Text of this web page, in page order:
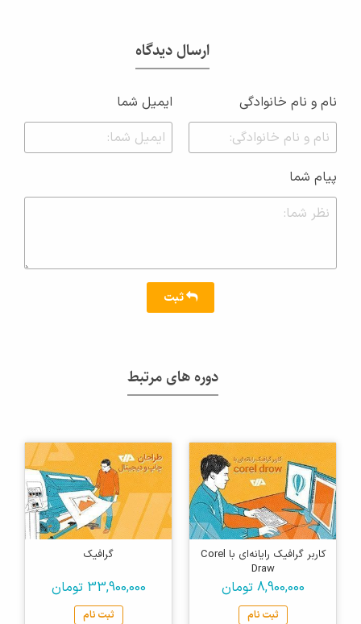
ارسال دیدگاه
نام و نام خانوادگی ایمیل شما
پیام شما
ثبت
دوره های مرتبط
کاربر گرافیک رایانه‌ای با Corel
Draw
8,900,000 تومان
ثبت نام
گرافیک
33,900,000 تومان
ثبت نام